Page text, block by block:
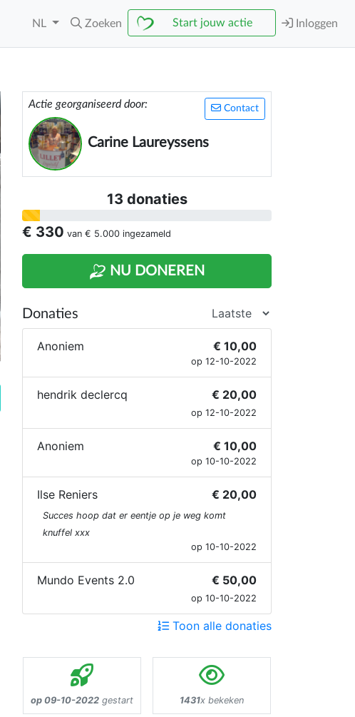
NL Zoeken Start jouw actie Inloggen
Contact
Actie georganiseerd door:
Carine Laureyssens
13 donaties
€ 330 van € 5.000 ingezameld
NU DONEREN
Donaties
Anoniem € 10,00
op 12-10-2022
hendrik declercq € 20,00
op 12-10-2022
Anoniem € 10,00
op 10-10-2022
Ilse Reniers € 20,00
Succes hoop dat er eentje op je weg komt
knuffel xxx
op 10-10-2022
Mundo Events 2.0 € 50,00
op 10-10-2022
Toon alle donaties
op 09-10-2022 gestart 1431x bekeken